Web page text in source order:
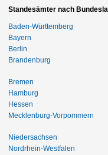
Standesämter nach
Baden-Württemberg
Bayern
Berlin
Brandenburg
Bremen
Hamburg
Hessen
Mecklenburg-Vorpommern
Niedersachsen
Nordrhein-Westfalen